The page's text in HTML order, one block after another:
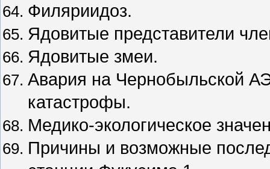
Филяриидоз.
Ядовитые представители
Ядовитые змеи.
Авария на Чернобыльской
катастрофы.
Медико-экологическое
Причины и возможные